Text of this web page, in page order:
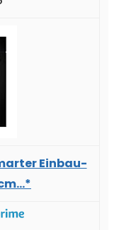
Einbau-